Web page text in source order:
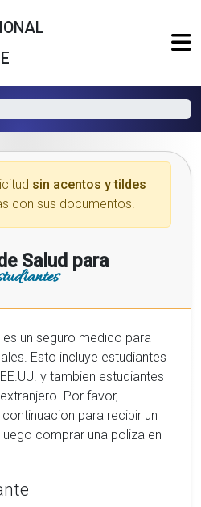
sin acentos y tildes
con sus documentos.
Salud para
es un seguro medico para
incluye estudiantes
y tambien estudiantes
Por favor,
para recibir un
comprar una poliza en